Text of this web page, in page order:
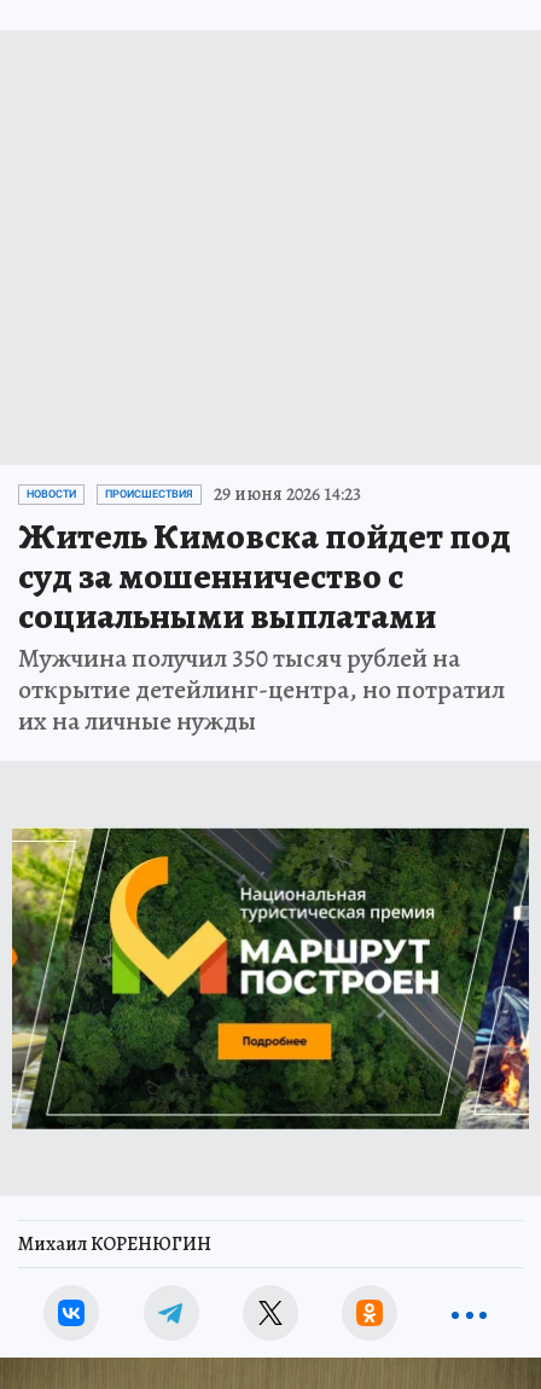
НОВОСТИ ПРОИСШЕСТВИЯ 29 июня 2026 14:23
Житель Кимовска пойдет под
суд за мошенничество с
социальными выплатами
Мужчина получил 350 тысяч рублей на
открытие детейлинг-центра, но потратил
их на личные нужды
Михаил КОРЕНЮГИН